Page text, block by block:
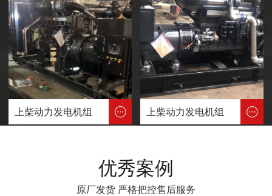
上柴动力发电机组 上柴动力发电机组
优秀案例
原厂发货 严格把控售后服务